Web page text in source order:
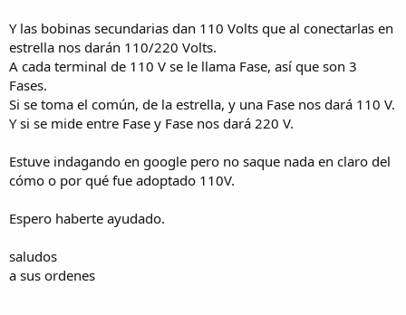
Y las bobinas secundarias dan 110 Volts que al conectarlas en
estrella nos darán 110/220 Volts.
A cada terminal de 110 V se le llama Fase, así que son 3
Fases.
Si se toma el común, de la estrella, y una Fase nos dará 110 V.
Y si se mide entre Fase y Fase nos dará 220 V.
Estuve indagando en google pero no saque nada en claro del
cómo o por qué fue adoptado 110V.
Espero haberte ayudado.
saludos
a sus ordenes